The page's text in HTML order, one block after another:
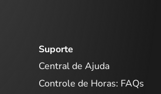
Suporte
Central de Ajuda
Controle de Horas: FAQs